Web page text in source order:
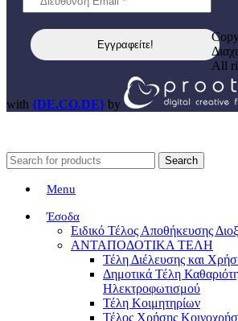
All
with {DE.CO.DE} by
Search
Menu
Έσοδα
Ειδικό Τέλος Αποθήκευσης
ΑΝΤΑΠΟΔΟΤΙΚΑ ΤΕΛΗ
Τέλη Διέλευσης και
Δημοτικά Τέλη
Ηλεκτροφωτισμού
Τέλη Κοιμητηρίων
Τέλος Χρήσης